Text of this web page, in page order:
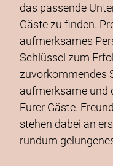
das passende
Gäste zu finden.
aufmerksames
Schlüssel zum
zuvorkommendes
aufmerksame und
Eurer Gäste.
stehen dabei an
rundum